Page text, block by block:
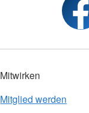
Mitwirken
Mitglied werden